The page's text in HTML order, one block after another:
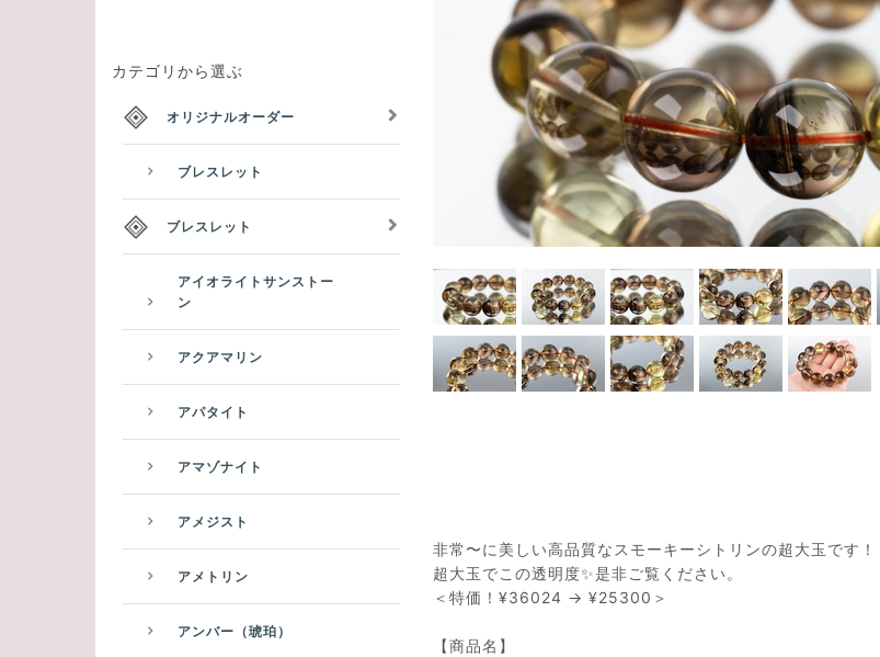
非常〜に美しい高品質なスモーキーシトリンの超大玉です！
超大玉でこの透明度✨是非ご覧ください。
＜特価！¥36024 → ¥25300＞
【商品名】
カテゴリから選ぶ
オリジナルオーダー
ブレスレット
ブレスレット
アイオライトサンストー
ン
アクアマリン
アパタイト
アマゾナイト
アメジスト
アメトリン
アンバー（琥珀）